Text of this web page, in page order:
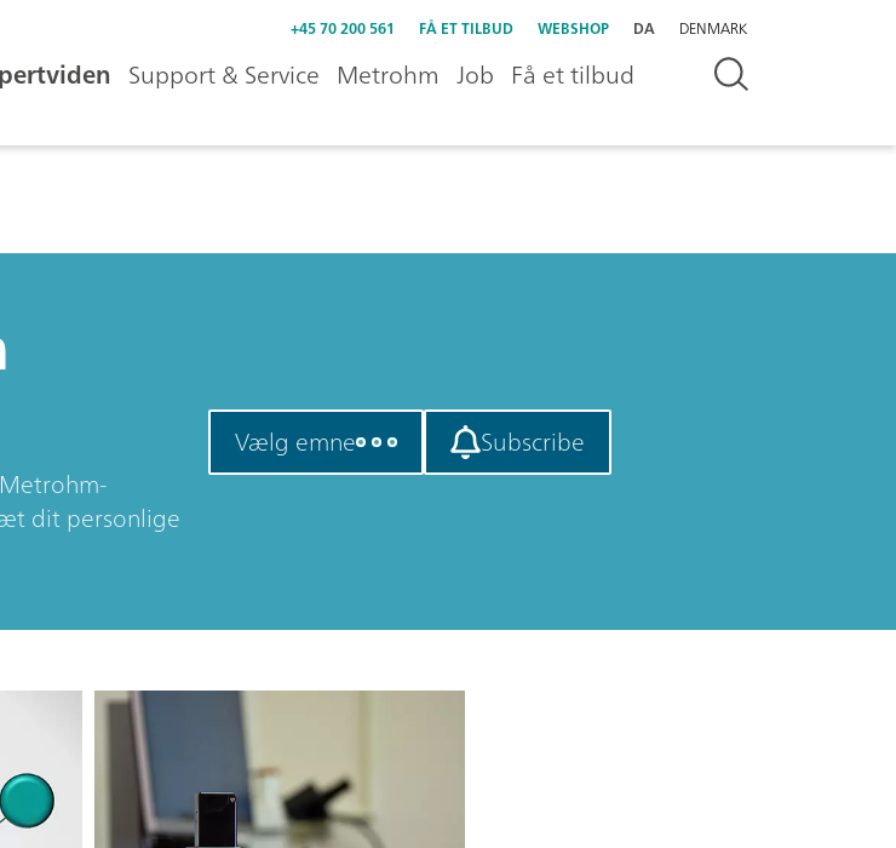
+45 70 200 561 FÅ ET TILBUD WEBSHOP DA DENMARK
Support & Service Metrohm Job Få et tilbud
dit personlige
Vælg emne Subscribe